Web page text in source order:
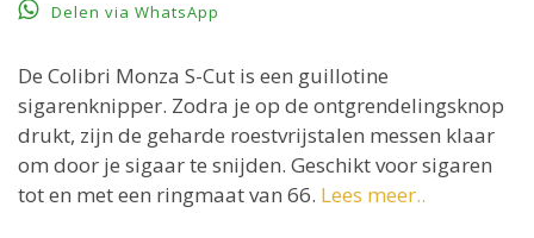
Delen via WhatsApp
De Colibri Monza S-Cut is een guillotine
sigarenknipper. Zodra je op de ontgrendelingsknop
drukt, zijn de geharde roestvrijstalen messen klaar
om door je sigaar te snijden. Geschikt voor sigaren
tot en met een ringmaat van 66. Lees meer..